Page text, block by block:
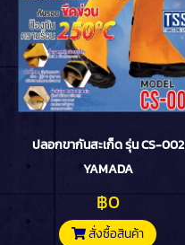
ปลอกขากันสะเก็ด รุ่น CS-002
YAMADA
฿0
สั่งซื้อสินค้า